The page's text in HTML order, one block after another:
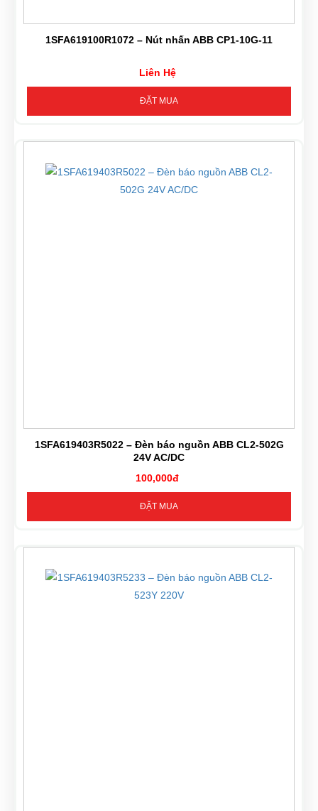
1SFA619100R1072 – Nút nhấn ABB CP1-10G-11
Liên Hệ
ĐẶT MUA
1SFA619403R5022 – Đèn báo nguồn ABB CL2-502G
24V AC/DC
100,000đ
ĐẶT MUA